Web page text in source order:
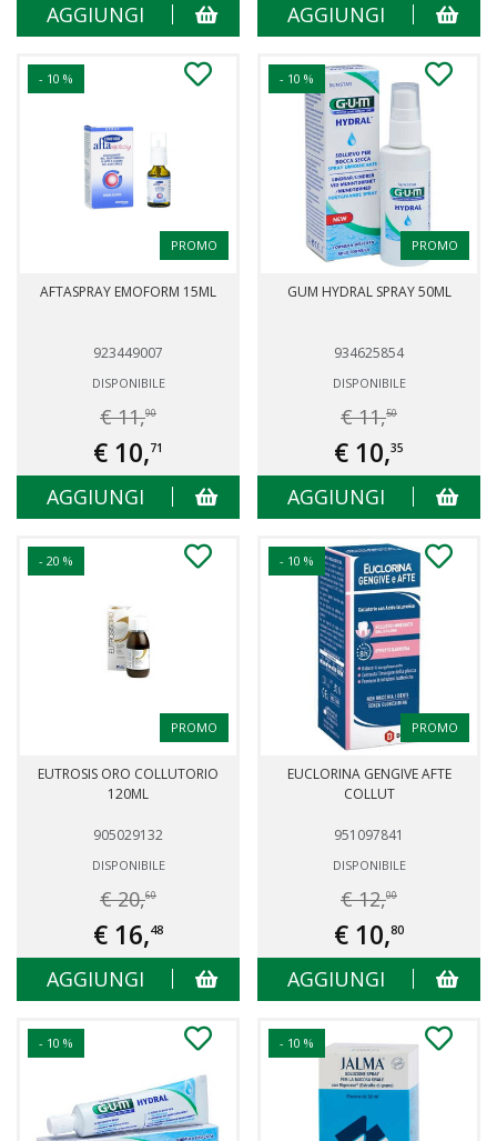
AGGIUNGI AGGIUNGI
- 10 %
PROMO
AFTASPRAY EMOFORM 15ML
923449007
DISPONIBILE
€ 11,90
€ 10,71
AGGIUNGI
- 10 %
PROMO
GUM HYDRAL SPRAY 50ML
934625854
DISPONIBILE
€ 11,50
€ 10,35
AGGIUNGI
- 20 %
PROMO
EUTROSIS ORO COLLUTORIO
120ML
905029132
DISPONIBILE
€ 20,60
€ 16,48
AGGIUNGI
- 10 %
PROMO
EUCLORINA GENGIVE AFTE
COLLUT
951097841
DISPONIBILE
€ 12,00
€ 10,80
AGGIUNGI
- 10 % - 10 %